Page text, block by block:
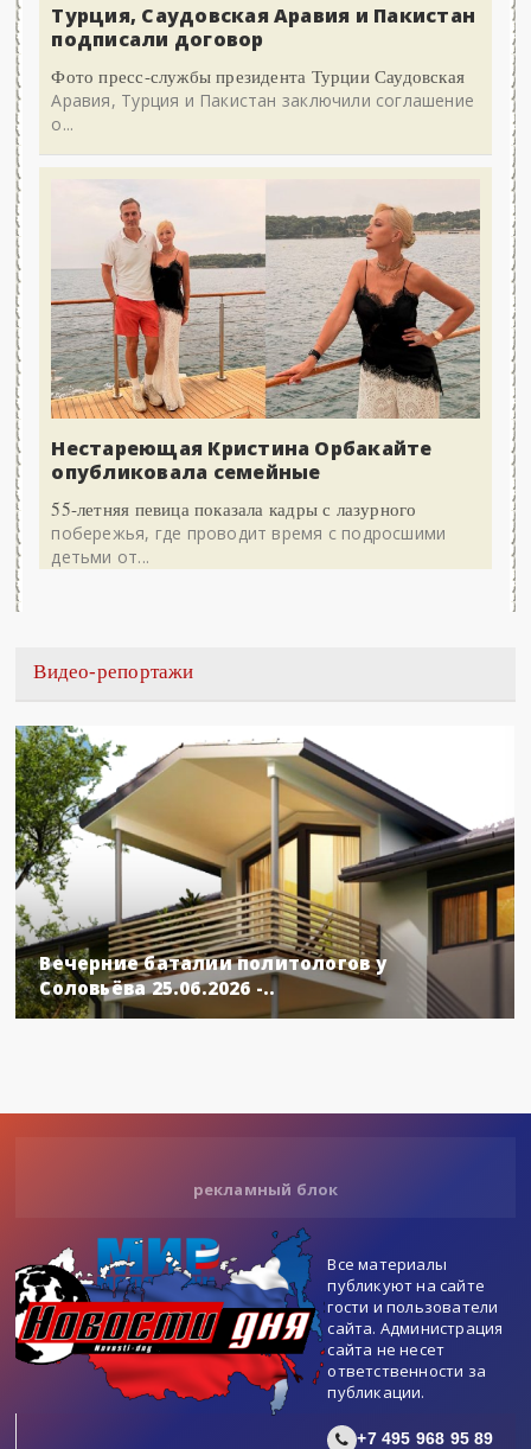
Турция, Саудовская Аравия и Пакистан
подписали договор
Фото пресс-службы президента Турции Саудовская
Аравия, Турция и Пакистан заключили соглашение
о...
Нестареющая Кристина Орбакайте
опубликовала семейные
55-летняя певица показала кадры с лазурного
побережья, где проводит время с подросшими
детьми от...
Видео-репортажи
Вечерние баталии политологов у
Соловьёва 25.06.2026 -..
рекламный блок
Все материалы
публикуют на сайте
гости и пользователи
сайта. Администрация
сайта не несет
ответственности за
публикации.
+7 495 968 95 89